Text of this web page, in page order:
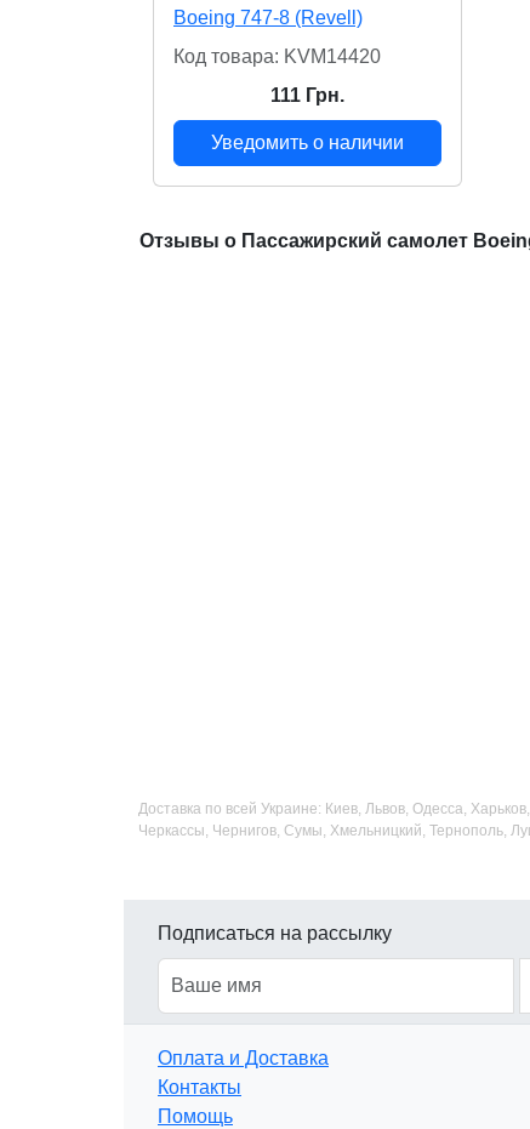
Boeing 747-8 (Revell)
Код товара: KVM14420
111 Грн.
Уведомить о наличии
Отзывы о Пассажирский самолет
Доставка по всей Украине: Киев, Львов, Одесса,
Черкассы, Чернигов, Сумы, Хмельницкий, Тернополь,
Подписаться на рассылку
Оплата и Доставка
Контакты
Помощь